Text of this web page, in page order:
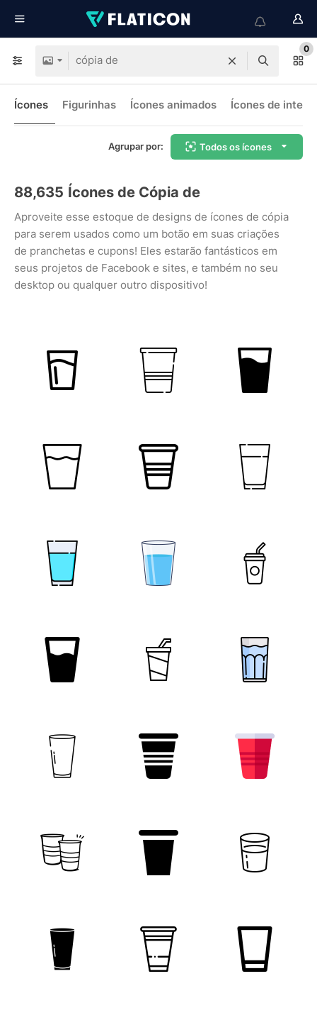
0
Ícones Figurinhas Ícones animados Ícones de
Agrupar por: Todos os ícones
88,635 Ícones de Cópia de
Aproveite esse estoque de designs de ícones de cópia
para serem usados como um botão em suas criações
de pranchetas e cupons! Eles estarão fantásticos em
seus projetos de Facebook e sites, e também no seu
desktop ou qualquer outro dispositivo!